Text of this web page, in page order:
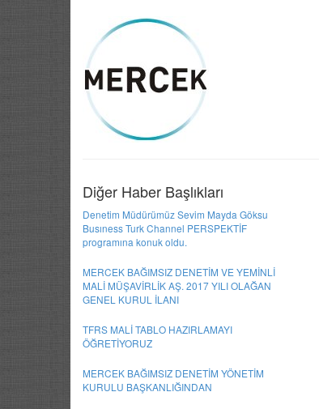
Diğer Haber Başlıkları
Denetim Müdürümüz Sevim Mayda Göksu
Busıness Turk Channel PERSPEKTİF
programına konuk oldu.
MERCEK BAĞIMSIZ DENETİM VE YEMİNLİ
MALİ MÜŞAVİRLİK AŞ. 2017 YILI OLAĞAN
GENEL KURUL İLANI
TFRS MALİ TABLO HAZIRLAMAYI
ÖĞRETİYORUZ
MERCEK BAĞIMSIZ DENETİM YÖNETİM
KURULU BAŞKANLIĞINDAN